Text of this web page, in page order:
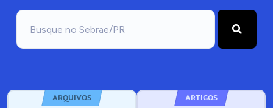
ARQUIVOS ARTIGOS